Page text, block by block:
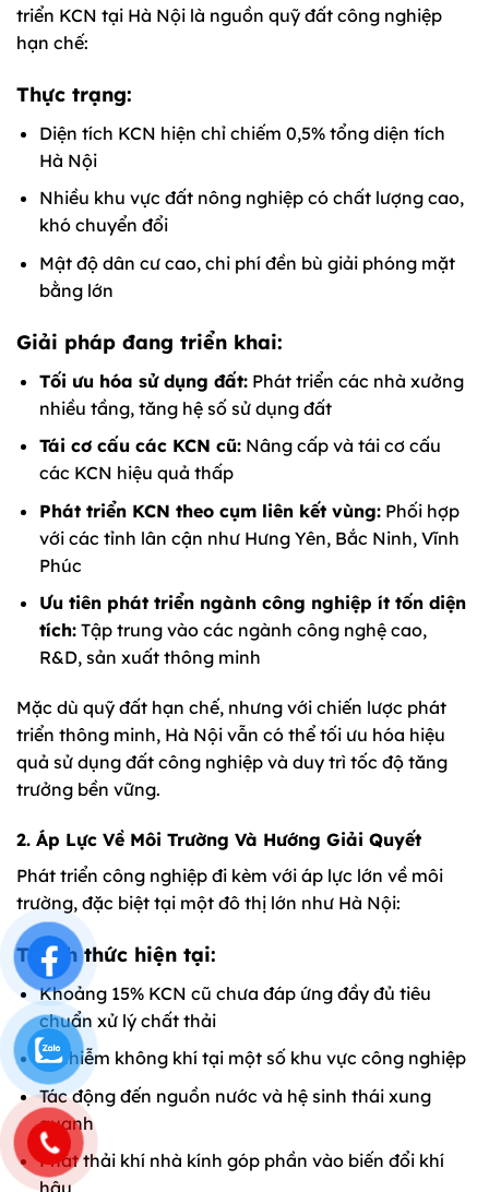
triển KCN tại Hà Nội là nguồn quỹ đất công nghiệp
hạn chế:
Thực trạng:
Diện tích KCN hiện chỉ chiếm 0,5% tổng diện tích
Hà Nội
Nhiều khu vực đất nông nghiệp có chất lượng cao,
khó chuyển đổi
Mật độ dân cư cao, chi phí đền bù giải phóng mặt
bằng lớn
Giải pháp đang triển khai:
Tối ưu hóa sử dụng đất:Phát triển các nhà xưởng
nhiều tầng, tăng hệ số sử dụng đất
Tái cơ cấu các KCN cũ:Nâng cấp và tái cơ cấu
các KCN hiệu quả thấp
Phát triển KCN theo cụm liên kết vùng:Phối hợp
với các tỉnh lân cận như Hưng Yên, Bắc Ninh, Vĩnh
Phúc
Ưu tiên phát triển ngành công nghiệp ít tốn diện
tích:Tập trung vào các ngành công nghệ cao,
R&D, sản xuất thông minh
Mặc dù quỹ đất hạn chế, nhưng với chiến lược phát
triển thông minh, Hà Nội vẫn có thể tối ưu hóa hiệu
quả sử dụng đất công nghiệp và duy trì tốc độ tăng
trưởng bền vững.
2. Áp Lực Về Môi Trường Và Hướng Giải Quyết
Phát triển công nghiệp đi kèm với áp lực lớn về môi
trường, đặc biệt tại một đô thị lớn như Hà Nội:
Thách thức hiện tại:
Khoảng 15% KCN cũ chưa đáp ứng đầy đủ tiêu
chuẩn xử lý chất thải
Ô nhiễm không khí tại một số khu vực công nghiệp
Tác động đến nguồn nước và hệ sinh thái xung
quanh
Phát thải khí nhà kính góp phần vào biến đổi khí